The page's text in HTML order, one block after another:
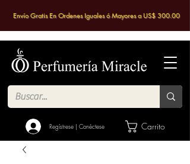
Regístrese | Conéctese Carrito
Envío Gratis En Ordenes Iguales ó Mayores a US$ 300.00